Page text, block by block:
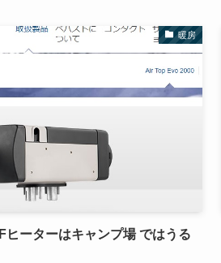
暖房
ヒーターはキャンプ場 ではうる